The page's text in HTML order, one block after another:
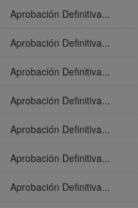
Aprobación Definitiva...
Aprobación Definitiva...
Aprobación Definitiva...
Aprobación Definitiva...
Aprobación Definitiva...
Aprobación Definitiva...
Aprobación Definitiva...